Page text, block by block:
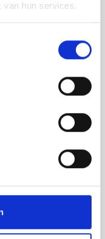
van hun services.